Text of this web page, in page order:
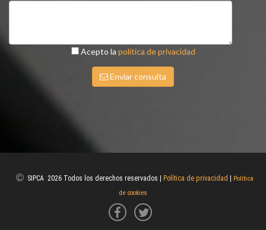
Acepto la política de privacidad
Enviar consulta
SIPCA 2026 Todos los derechos reservados | Política de privacidad
Política
de cookies